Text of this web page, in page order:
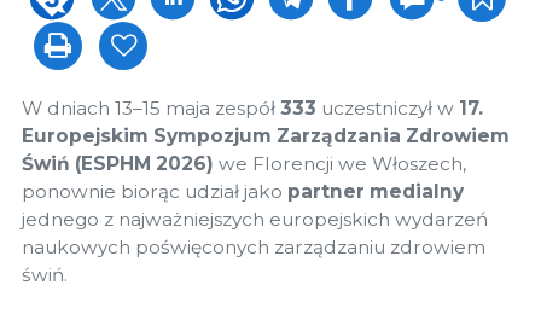
W dniach 13–15 maja zespół 333 uczestniczył w 17.
Europejskim Sympozjum Zarządzania Zdrowiem
Świń (ESPHM 2026) we Florencji we Włoszech,
ponownie biorąc udział jako partner medialny
jednego z najważniejszych europejskich wydarzeń
naukowych poświęconych zarządzaniu zdrowiem
świń.